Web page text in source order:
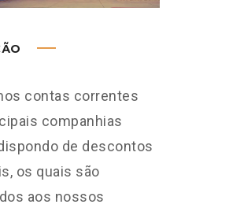
contas correntes
companhias
de descontos
os quais são
aos nossos